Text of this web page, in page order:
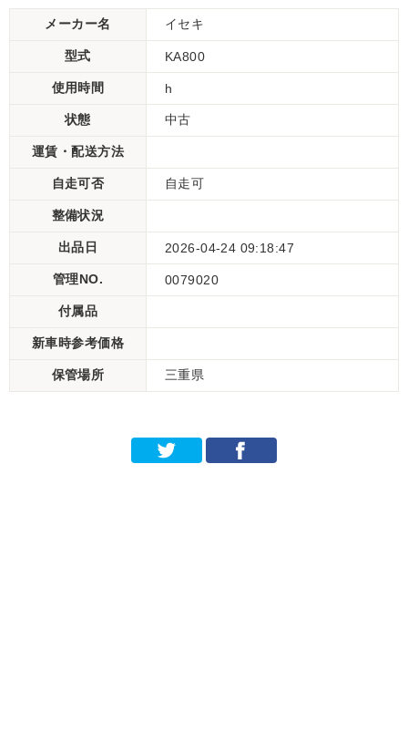
メーカー名 イセキ
型式 KA800
使用時間 h
状態 中古
運賃・配送方法
自走可否 自走可
整備状況
出品日 2026-04-24 09:18:47
管理NO. 0079020
付属品
新車時参考価格
保管場所 三重県